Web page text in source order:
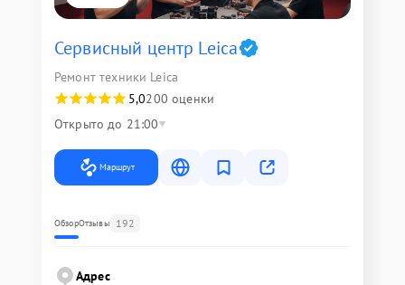
Сервисный центр Leica
Ремонт техники Leica
5,0200 оценки
Открыто до 21:00
Маршрут
ОбзорОтзывы 192
Адрес